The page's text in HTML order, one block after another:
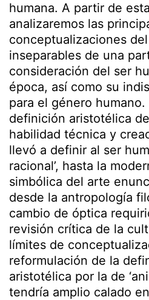
humana. A partir de
analizaremos las
conceptualizaciones
inseparables de una
consideración del ser
época, así como su
para el género
definición aristotélica
habilidad técnica y
llevó a definir al ser
racional’, hasta la
simbólica del arte
desde la antropología
cambio de óptica
revisión crítica de la
límites de
reformulación de la
aristotélica por la de
tendría amplio calado